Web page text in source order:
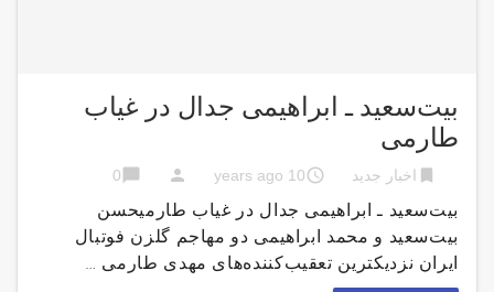
بیت‌سعید ـ ابراهیمی جدال در غیاب
طارمی
bookmark اخبار جدید access_time
10 years ago
person
chat_bubble
0
بیت‌سعید ـ ابراهیمی جدال در غیاب طارمیحسن
بیت‌سعید و محمد ابراهیمی دو مهاجم گلزن فوتبال
ایران نزدیکترین تعقیب‌کننده‌های مهدی طارمی …